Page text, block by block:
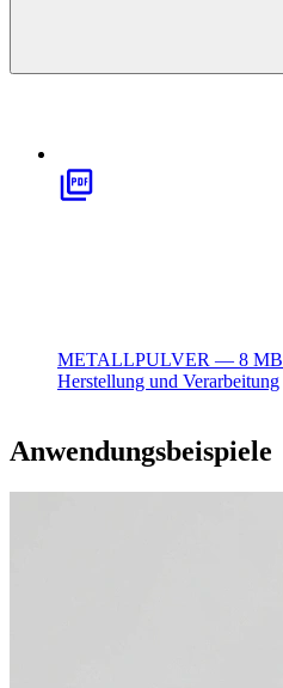
METALLPULVER — 8 MB
Herstellung und Verarbeitung
Anwendungsbeispiele